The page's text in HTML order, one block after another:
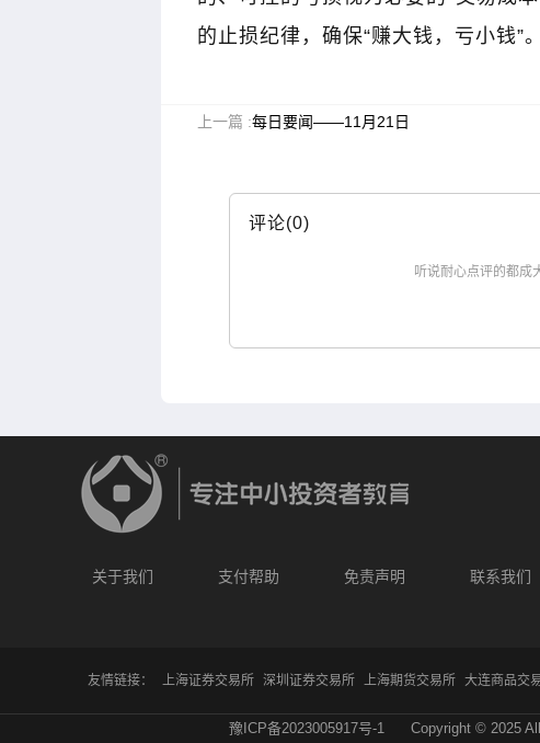
的止损纪律，确保“赚大钱，亏小钱”。
上一篇 :每日要闻——11月21日
评论(0)
听说耐心点评的都成
关于我们 支付帮助 免责声明 联系我们
友情链接： 上海证券交易所 深圳证券交易所 上海期货交易所 大连商品交
豫ICP备2023005917号-1 Copyright © 2025